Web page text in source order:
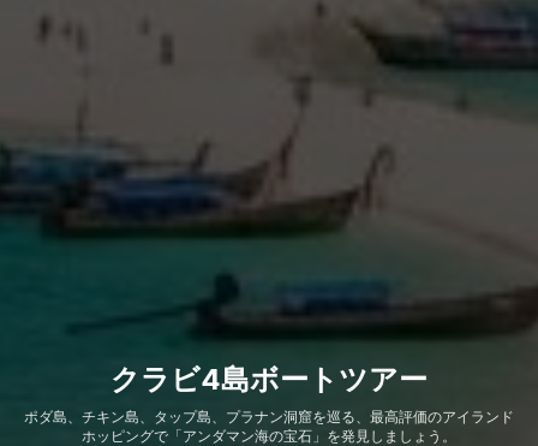
クラビ4島ボートツアー
ポダ島、チキン島、タップ島、プラナン洞窟を巡る、最高評価のアイランド
ホッピングで「アンダマン海の宝石」を発見しましょう。